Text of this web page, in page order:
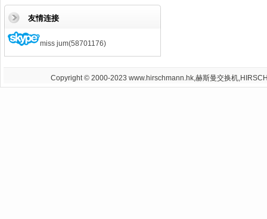
友情连接
miss jum(58701176)
Copyright © 2000-2023 www.hirschmann.hk,赫斯曼交换机